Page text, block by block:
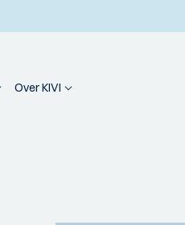
Over KIVI